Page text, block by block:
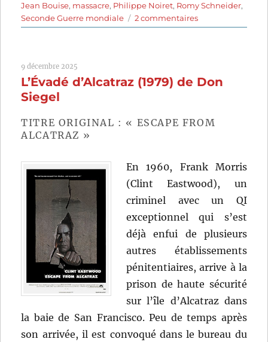
Jean Bouise, massacre, Philippe Noiret, Romy Schneider,
Seconde Guerre mondiale
2 commentairessur
Le
de
9 décembre 2025
L’Évadé d’Alcatraz (1979) de Don
Siegel
TITRE ORIGINAL : « ESCAPE FROM
ALCATRAZ »
En 1960, Frank Morris
(Clint Eastwood), un
criminel avec un QI
exceptionnel qui s’est
déjà enfui de plusieurs
autres établissements
pénitentiaires, arrive à la
prison de haute sécurité
sur l’île d’Alcatraz dans
la baie de San Francisco. Peu de temps après
son arrivée, il est convoqué dans le bureau du